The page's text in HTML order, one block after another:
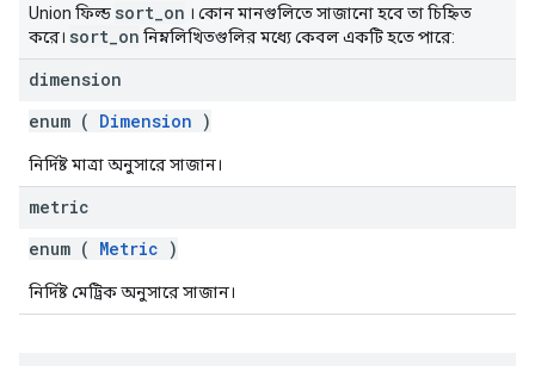
Union ফিল্ড sort on । কোন মানগুলিতে সাজানো হবে তা চিহ্নিত
করে। sort on নিম্নলিখিতগুলির মধ্যে কেবল একটি হতে পারে:
dimension
enum ( Dimension )
নির্দিষ্ট মাত্রা অনুসারে সাজান।
metric
enum ( Metric )
নির্দিষ্ট মেট্রিক অনুসারে সাজান।